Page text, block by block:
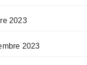
2023
2023